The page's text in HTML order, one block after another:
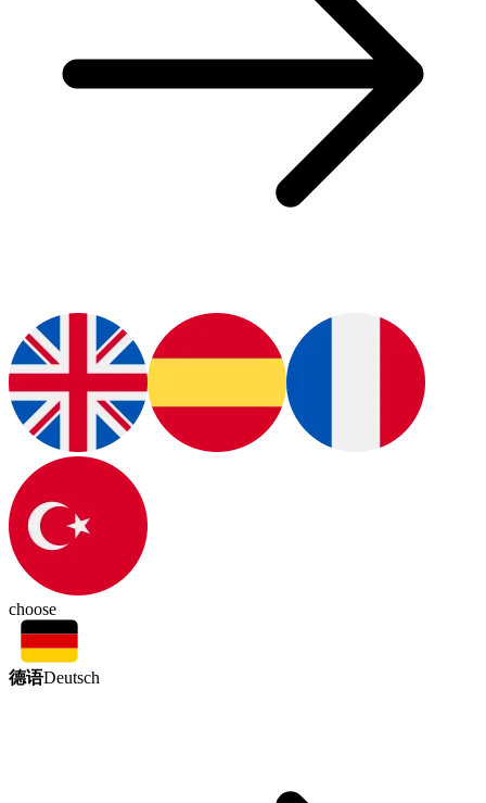
choose
德语Deutsch